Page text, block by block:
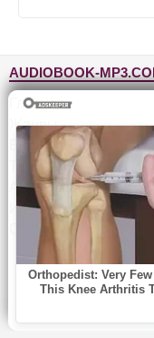
AUDIOBOOK-
Главная
Жанры
Топ-100
Авторы
Исполнители
Обратная связь